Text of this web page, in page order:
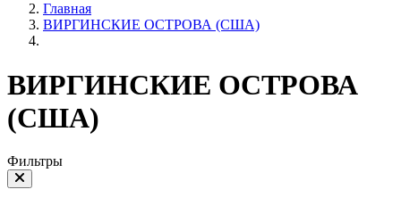
Главная
ВИРГИНСКИЕ ОСТРОВА (США)
ВИРГИНСКИЕ ОСТРОВА
(США)
Фильтры